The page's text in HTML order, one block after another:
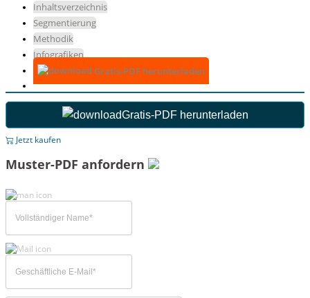
Inhaltsverzeichnis
Segmentierung
Methodik
Infografiken
Gratis-PDF herunterladen
Gratis-PDF herunterladen
Jetzt kaufen
Muster-PDF anfordern